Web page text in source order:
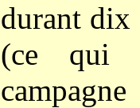
durant dix
(ce qui